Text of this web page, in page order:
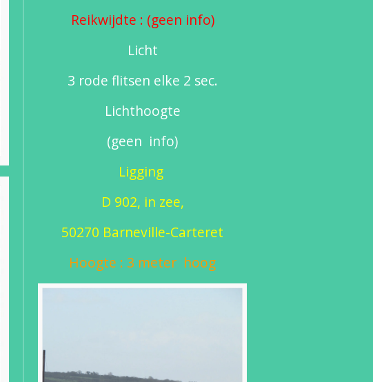
Reikwijdte : (geen info)
Licht
3 rode flitsen elke 2 sec.
Lichthoogte
(geen info)
Ligging
D 902, in zee,
50270 Barneville-Carteret
Hoogte : 3 meter hoog